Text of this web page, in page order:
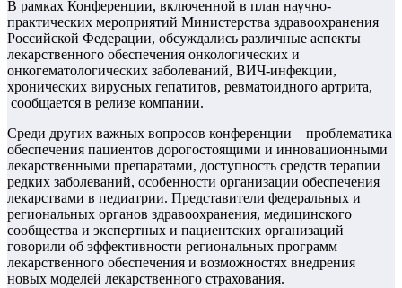
В рамках Конференции, включенной в план научно-
практических мероприятий Министерства здравоохранения
Российской Федерации, обсуждались различные аспекты
лекарственного обеспечения онкологических и
онкогематологических заболеваний, ВИЧ-инфекции,
хронических вирусных гепатитов, ревматоидного артрита,
сообщается в релизе компании.
Среди других важных вопросов конференции – проблематика
обеспечения пациентов дорогостоящими и инновационными
лекарственными препаратами, доступность средств терапии
редких заболеваний, особенности организации обеспечения
лекарствами в педиатрии. Представители федеральных и
региональных органов здравоохранения, медицинского
сообщества и экспертных и пациентских организаций
говорили об эффективности региональных программ
лекарственного обеспечения и возможностях внедрения
новых моделей лекарственного страхования.